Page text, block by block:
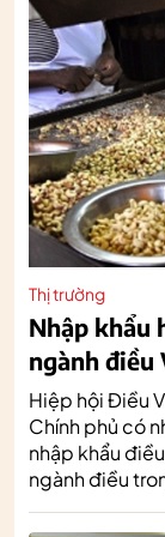
Thị trường
Nhập khẩu
ngành điều
Hiệp hội Điều
Chính phủ có
nhập khẩu
ngành điều